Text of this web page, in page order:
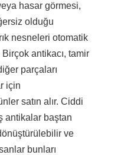
hasar görmesi,
olduğu
nesneleri otomatik
antikacı, tamir
parçaları
için
satın alır. Ciddi
antikalar baştan
ve
bunları